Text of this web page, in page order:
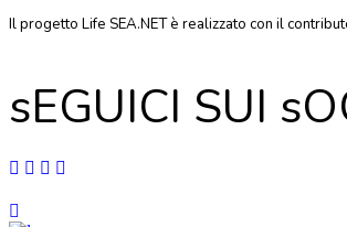
Il progetto Life SEA.NET è realizzato con il
sEGUICI SUI